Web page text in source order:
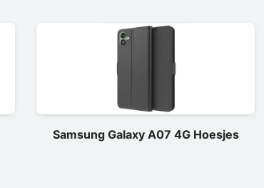
Samsung Galaxy A07 4G Hoesjes